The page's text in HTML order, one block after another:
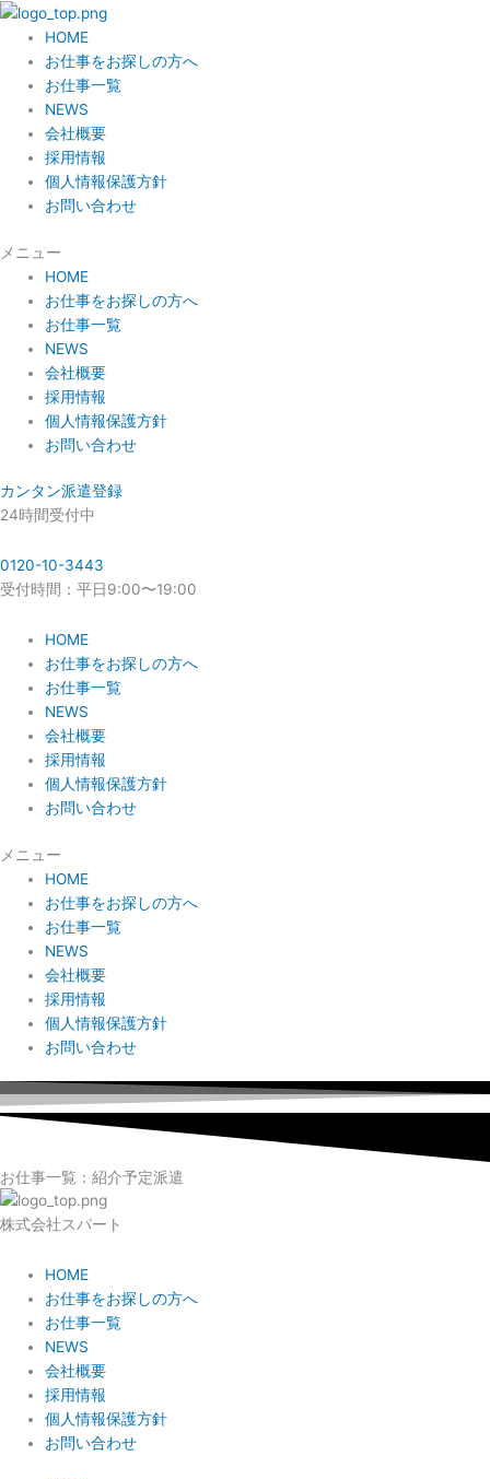
内
HOME
お仕事をお探しの方へ
お仕事一覧
NEWS
会社概要
採用情報
個人情報保護方針
お問い合わせ
メニュー
HOME
お仕事をお探しの方へ
お仕事一覧
NEWS
会社概要
採用情報
個人情報保護方針
お問い合わせ
カンタン派遣登録
24時間受付中
0120-10-3443
受付時間：平日9:00〜19:00
HOME
お仕事をお探しの方へ
お仕事一覧
NEWS
会社概要
採用情報
個人情報保護方針
お問い合わせ
メニュー
HOME
お仕事をお探しの方へ
お仕事一覧
NEWS
会社概要
採用情報
個人情報保護方針
お問い合わせ
お仕事一覧：紹介予定派遣
株式会社スパート
HOME
お仕事をお探しの方へ
お仕事一覧
NEWS
会社概要
採用情報
個人情報保護方針
お問い合わせ